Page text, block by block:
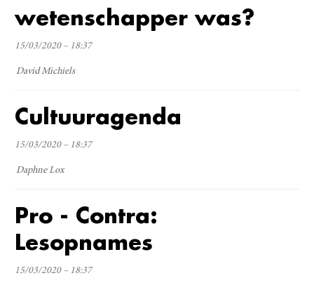
wetenschapper was?
15/03/2020 – 18:37
David Michiels
Cultuuragenda
15/03/2020 – 18:37
Daphne Lox
Pro - Contra:
Lesopnames
15/03/2020 – 18:37